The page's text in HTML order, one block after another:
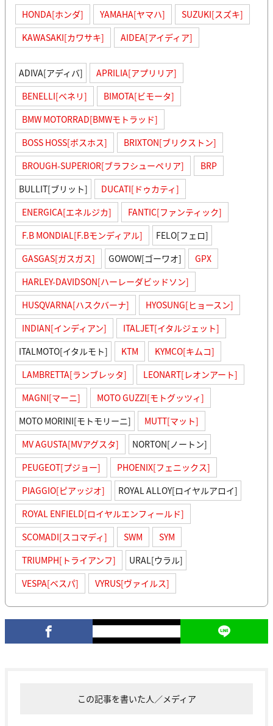
HONDA[ホンダ]
YAMAHA[ヤマハ]
SUZUKI[スズキ]
KAWASAKI[カワサキ]
AIDEA[アイディア]
ADIVA[アディバ]
APRILIA[アプリリア]
BENELLI[ベネリ]
BIMOTA[ビモータ]
BMW MOTORRAD[BMWモトラッド]
BOSS HOSS[ボスホス]
BRIXTON[ブリクストン]
BROUGH-SUPERIOR[ブラフシューペリア]
BRP
BULLIT[ブリット]
DUCATI[ドゥカティ]
ENERGICA[エネルジカ]
FANTIC[ファンティック]
F.B MONDIAL[F.Bモンディアル]
FELO[フェロ]
GASGAS[ガスガス]
GOWOW[ゴーワオ]
GPX
HARLEY-DAVIDSON[ハーレーダビッドソン]
HUSQVARNA[ハスクバーナ]
HYOSUNG[ヒョースン]
INDIAN[インディアン]
ITALJET[イタルジェット]
ITALMOTO[イタルモト]
KTM
KYMCO[キムコ]
LAMBRETTA[ランブレッタ]
LEONART[レオンアート]
MAGNI[マーニ]
MOTO GUZZI[モトグッツィ]
MOTO MORINI[モトモリーニ]
MUTT[マット]
MV AGUSTA[MVアグスタ]
NORTON[ノートン]
PEUGEOT[プジョー]
PHOENIX[フェニックス]
PIAGGIO[ピアッジオ]
ROYAL ALLOY[ロイヤルアロイ]
ROYAL ENFIELD[ロイヤルエンフィールド]
SCOMADI[スコマディ]
SWM
SYM
TRIUMPH[トライアンフ]
URAL[ウラル]
VESPA[ベスパ]
VYRUS[ヴァイルス]
この記事を書いた人／メディア